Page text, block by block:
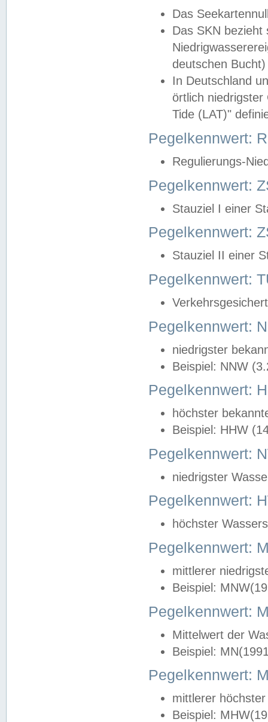
Das
Das SKN
deutschen
In Deutschland
örtlich
Tide (LAT)"
Pegelkennwert:
Regulierungs-
Pegelkennwert:
Stauziel I einer
Pegelkennwert:
Stauziel II einer
Pegelkennwert:
Pegelkennwert:
niedrigster
Beispiel: NNW
Pegelkennwert:
höchster
Beispiel: HHW
Pegelkennwert:
niedrigster
Pegelkennwert:
höchster
Pegelkennwert:
mittlerer
Beispiel:
Pegelkennwert:
Mittelwert der
Beispiel:
Pegelkennwert:
mittlerer
Beispiel: